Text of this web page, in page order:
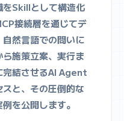
をSkillとして構造化
接続層を通じてデ
自然言語での問いに
施策立案、実行ま
完結させるAI Agent
と、その圧倒的な
を公開します。